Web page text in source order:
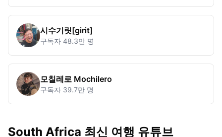
시수기릿[girit]
구독자 48.3만 명
모칠레로 Mochilero
구독자 39.7만 명
South Africa 최신 여행 유튜브